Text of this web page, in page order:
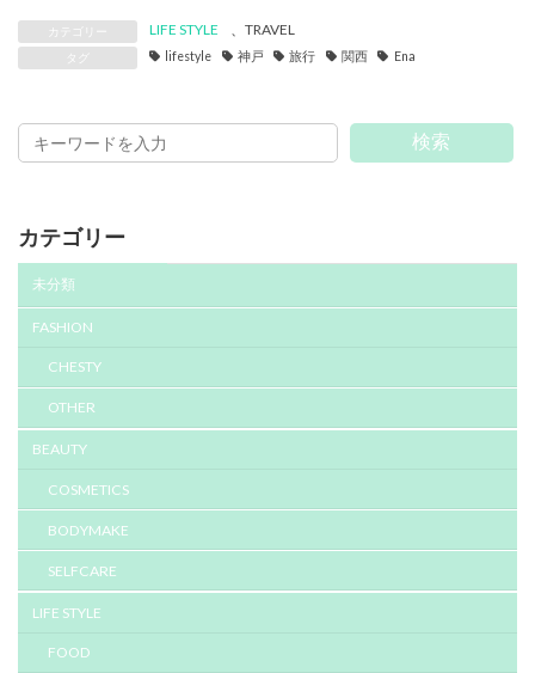
カテゴリー LIFE STYLE TRAVEL
タグ lifestyle 神戸 旅行 関西 Ena
検索
カテゴリー
未分類
FASHION
CHESTY
OTHER
BEAUTY
COSMETICS
BODYMAKE
SELFCARE
LIFE STYLE
FOOD